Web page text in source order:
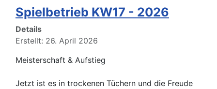
Spielbetrieb KW17 - 2026
Details
Erstellt: 26. April 2026
Meisterschaft & Aufstieg
Jetzt ist es in trockenen Tüchern und die Freude